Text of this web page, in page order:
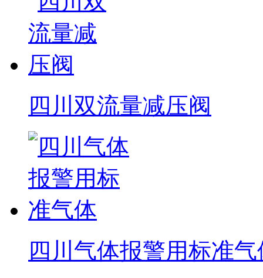
四川双流量减压阀
四川气体报警用标准气